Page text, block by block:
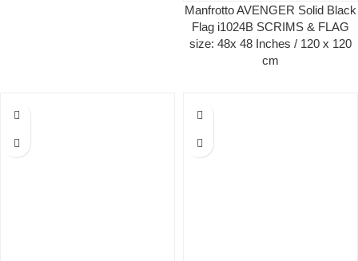
Manfrotto AVENGER Solid Black
Flag i1024B SCRIMS & FLAG
size: 48x 48 Inches / 120 x 120
cm